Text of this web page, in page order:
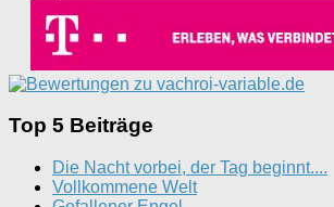
Top 5 Beiträge
Die Nacht vorbei, der Tag beginnt....
Vollkommene Welt